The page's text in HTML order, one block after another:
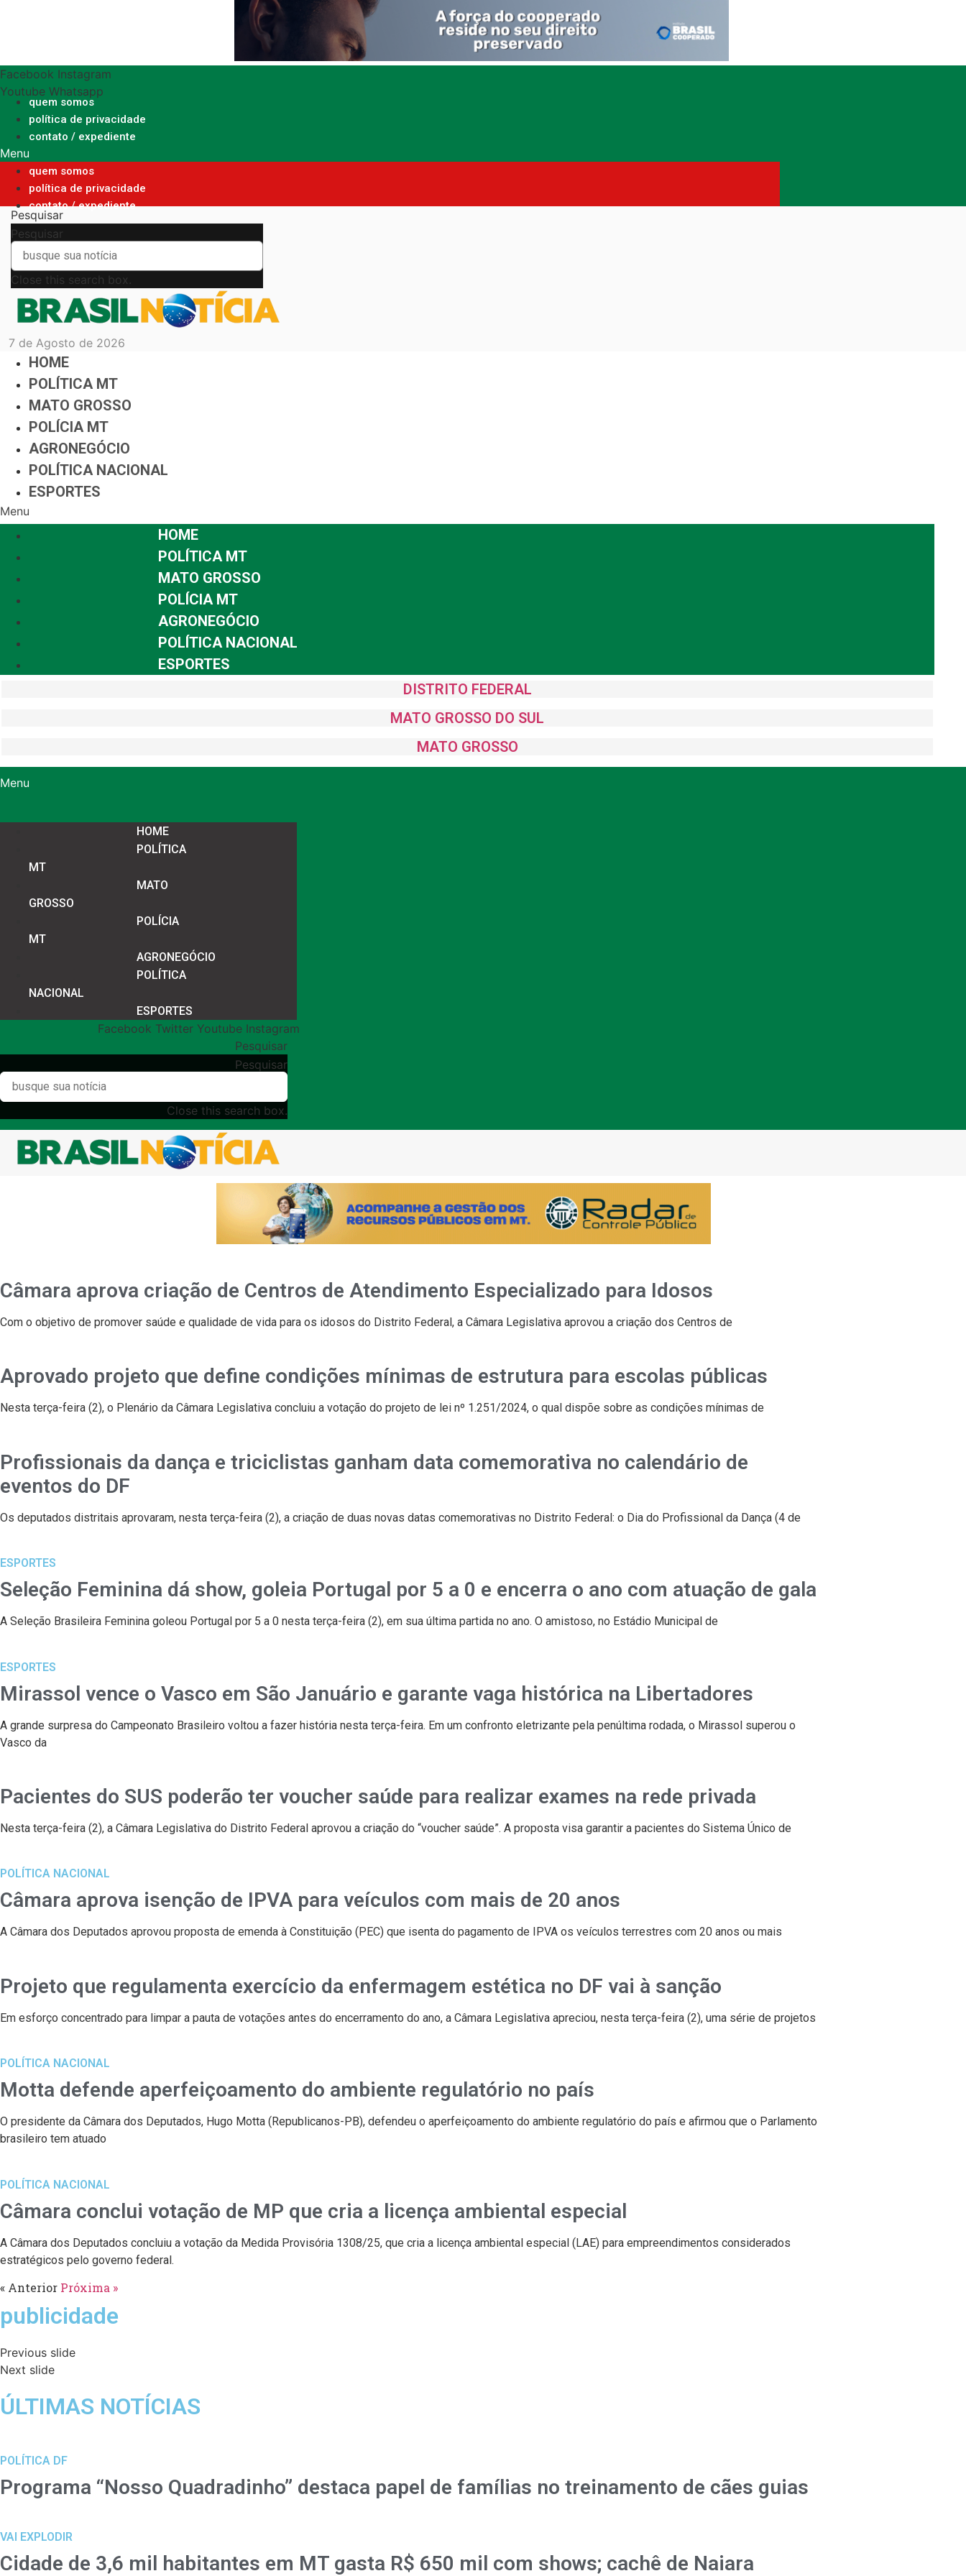
Facebook Instagram
Youtube Whatsapp
quem somos
política de privacidade
contato / expediente
Menu
quem somos
política de privacidade
contato / expediente
Pesquisar
Pesquisar
Close this search box.
7 de Agosto de 2026
HOME
POLÍTICA MT
MATO GROSSO
POLÍCIA MT
AGRONEGÓCIO
POLÍTICA NACIONAL
ESPORTES
Menu
HOME
POLÍTICA MT
MATO GROSSO
POLÍCIA MT
AGRONEGÓCIO
POLÍTICA NACIONAL
ESPORTES
DISTRITO FEDERAL
MATO GROSSO DO SUL
MATO GROSSO
Menu
HOME
POLÍTICA
MT
MATO
GROSSO
POLÍCIA
MT
AGRONEGÓCIO
POLÍTICA
NACIONAL
ESPORTES
Facebook Twitter Youtube Instagram
Pesquisar
Pesquisar
Close this search box.
Câmara aprova criação de Centros de Atendimento Especializado para Idosos
Com o objetivo de promover saúde e qualidade de vida para os idosos do Distrito Federal, a Câmara Legislativa aprovou a criação dos Centros de
Aprovado projeto que define condições mínimas de estrutura para escolas públicas
Nesta terça-feira (2), o Plenário da Câmara Legislativa concluiu a votação do projeto de lei nº 1.251/2024, o qual dispõe sobre as condições mínimas de
Profissionais da dança e triciclistas ganham data comemorativa no calendário de
eventos do DF
Os deputados distritais aprovaram, nesta terça-feira (2), a criação de duas novas datas comemorativas no Distrito Federal: o Dia do Profissional da Dança (4 de
ESPORTES
Seleção Feminina dá show, goleia Portugal por 5 a 0 e encerra o ano com atuação de gala
A Seleção Brasileira Feminina goleou Portugal por 5 a 0 nesta terça-feira (2), em sua última partida no ano. O amistoso, no Estádio Municipal de
ESPORTES
Mirassol vence o Vasco em São Januário e garante vaga histórica na Libertadores
A grande surpresa do Campeonato Brasileiro voltou a fazer história nesta terça-feira. Em um confronto eletrizante pela penúltima rodada, o Mirassol superou o
Vasco da
Pacientes do SUS poderão ter voucher saúde para realizar exames na rede privada
Nesta terça-feira (2), a Câmara Legislativa do Distrito Federal aprovou a criação do “voucher saúde”. A proposta visa garantir a pacientes do Sistema Único de
POLÍTICA NACIONAL
Câmara aprova isenção de IPVA para veículos com mais de 20 anos
A Câmara dos Deputados aprovou proposta de emenda à Constituição (PEC) que isenta do pagamento de IPVA os veículos terrestres com 20 anos ou mais
Projeto que regulamenta exercício da enfermagem estética no DF vai à sanção
Em esforço concentrado para limpar a pauta de votações antes do encerramento do ano, a Câmara Legislativa apreciou, nesta terça-feira (2), uma série de projetos
POLÍTICA NACIONAL
Motta defende aperfeiçoamento do ambiente regulatório no país
O presidente da Câmara dos Deputados, Hugo Motta (Republicanos-PB), defendeu o aperfeiçoamento do ambiente regulatório do país e afirmou que o Parlamento
brasileiro tem atuado
POLÍTICA NACIONAL
Câmara conclui votação de MP que cria a licença ambiental especial
A Câmara dos Deputados concluiu a votação da Medida Provisória 1308/25, que cria a licença ambiental especial (LAE) para empreendimentos considerados
estratégicos pelo governo federal.
« Anterior Próxima »
publicidade
Previous slide
Next slide
ÚLTIMAS NOTÍCIAS
POLÍTICA DF
Programa “Nosso Quadradinho” destaca papel de famílias no treinamento de cães guias
VAI EXPLODIR
Cidade de 3,6 mil habitantes em MT gasta R$ 650 mil com shows; cachê de Naiara